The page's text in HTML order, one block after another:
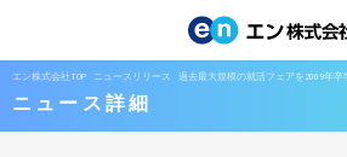
エン株式会社TOP ニュースリリース 過去最大規模の就活フェアを2009年卒
ニュース詳細